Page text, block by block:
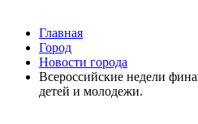
Главная
Город
Новости города
Всероссийские недели
детей и молодежи.